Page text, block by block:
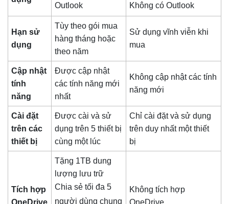
Outlook
Không có Outlook
Hạn sử
dụng
Tùy theo gói mua
hàng tháng hoặc
theo năm
Sử dụng vĩnh viễn khi
mua
Cập nhật
tính
năng
Được cập nhật
các tính năng mới
nhất
Không cập nhật các tính
năng mới
Cài đặt
trên các
thiết bị
Được cài và sử
dụng trên 5 thiết bị
cùng một lúc
Chỉ cài đặt và sử dụng
trên duy nhất một thiết
bị
Tích hợp
OneDrive
Tặng 1TB dung
lượng lưu trữ
Chia sẻ tối đa 5
người dùng chung
Không tích hợp
OneDrive